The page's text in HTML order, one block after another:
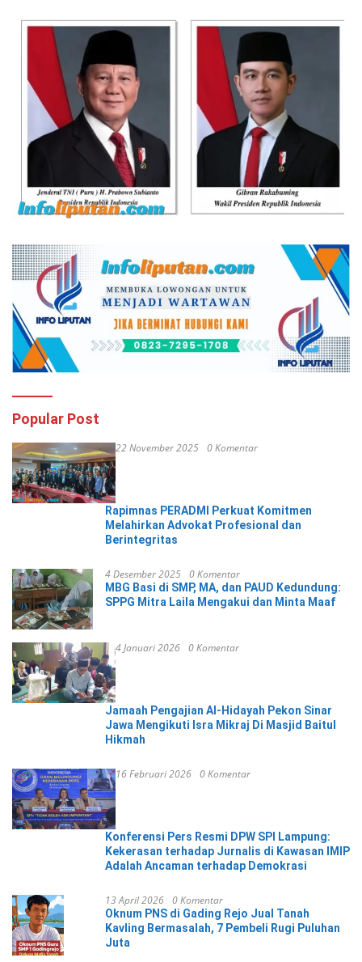
Popular Post
22 November 2025 0 Komentar
Rapimnas PERADMI Perkuat Komitmen
Melahirkan Advokat Profesional dan
Berintegritas
4 Desember 2025 0 Komentar
MBG Basi di SMP, MA, dan PAUD Kedundung:
SPPG Mitra Laila Mengakui dan Minta Maaf
4 Januari 2026 0 Komentar
Jamaah Pengajian Al-Hidayah Pekon Sinar
Jawa Mengikuti Isra Mikraj Di Masjid Baitul
Hikmah
16 Februari 2026 0 Komentar
Konferensi Pers Resmi DPW SPI Lampung:
Kekerasan terhadap Jurnalis di Kawasan IMIP
Adalah Ancaman terhadap Demokrasi
13 April 2026 0 Komentar
Oknum PNS di Gading Rejo Jual Tanah
Kavling Bermasalah, 7 Pembeli Rugi Puluhan
Juta